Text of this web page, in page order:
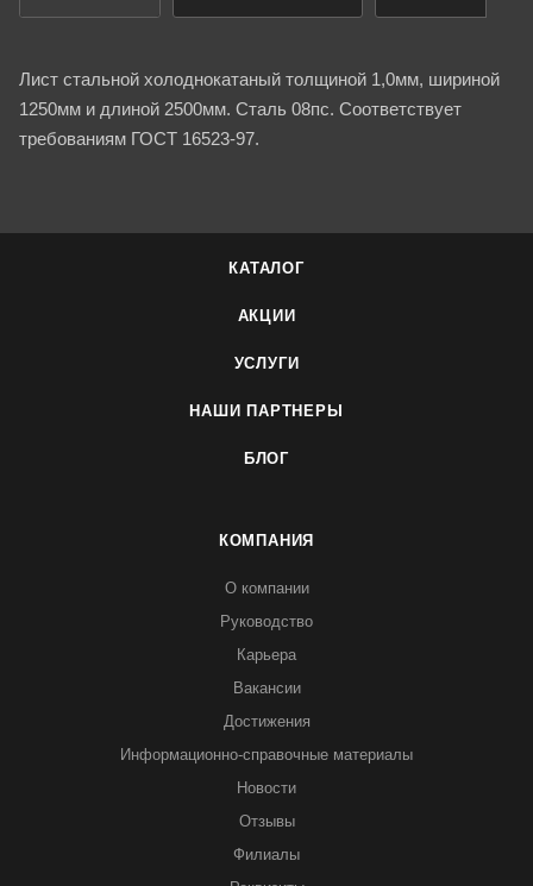
Лист стальной холоднокатаный толщиной 1,0мм, шириной
1250мм и длиной 2500мм. Сталь 08пс. Соответствует
требованиям ГОСТ 16523-97.
КАТАЛОГ
АКЦИИ
УСЛУГИ
НАШИ ПАРТНЕРЫ
БЛОГ
КОМПАНИЯ
О компании
Руководство
Карьера
Вакансии
Достижения
Информационно-справочные материалы
Новости
Отзывы
Филиалы